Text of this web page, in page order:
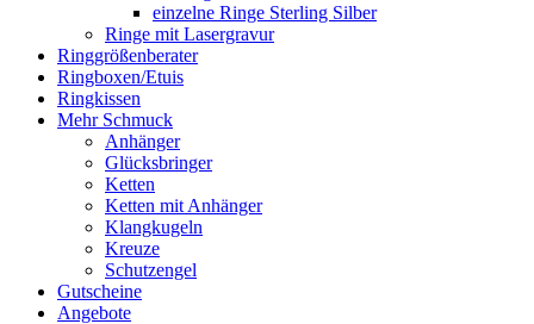
einzelne Ringe Sterling Silber
Ringe mit Lasergravur
Ringgrößenberater
Ringboxen/Etuis
Ringkissen
Mehr Schmuck
Anhänger
Glücksbringer
Ketten
Ketten mit Anhänger
Klangkugeln
Kreuze
Schutzengel
Gutscheine
Angebote